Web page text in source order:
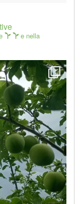
e nella